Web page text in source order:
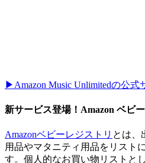
▶︎Amazon Music Unlimitedの公
新サービス登場！Amazon ベビ
Amazonベビーレジストリ とは、
用品やマタニティ用品をリスト
す。個人的なお買い物リストと